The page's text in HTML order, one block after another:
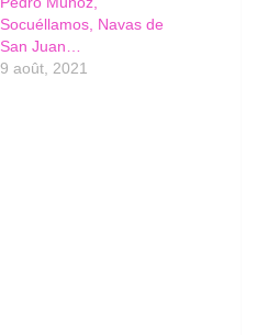
Socuéllamos, Navas de
San Juan…
9 août, 2021